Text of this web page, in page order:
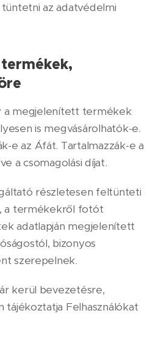
az adatvédelmi
a megjelenített termékek
is megvásárolhatók-e.
e az Áfát. Tartalmazzák-e a
a csomagolási díjat.
részletesen feltünteti
a termékekről fotót
adatlapján megjelenített
bizonyos
szerepelnek.
kerül bevezetésre,
tájékoztatja Felhasználókat